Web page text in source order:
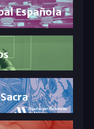
Española